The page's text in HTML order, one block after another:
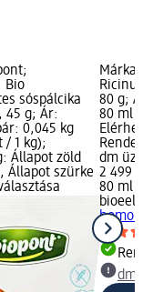
Bio
sóspálcika
45 g; Ár:
0,045 kg
/ 1 kg);
Állapot zöld
Állapot szürke
Márka:
80 g;
80 ml
dm
2 499 Ft
80 ml
bioeel
dm